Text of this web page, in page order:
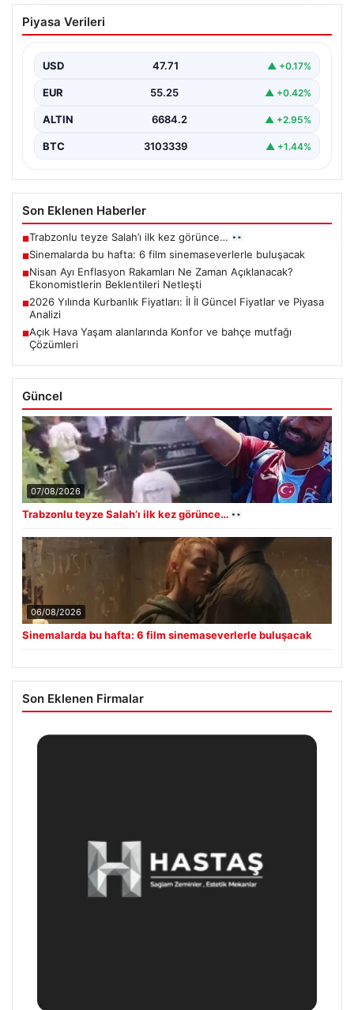
Sinemalarda bu hafta: 6 film
sinemaseverlerle buluşacak
Piyasa Verileri
USD 47.71 ▲ +0.17%
EUR 55.25 ▲ +0.42%
ALTIN 6684.2 ▲ +2.95%
BTC 3103339 ▲ +1.44%
Son Eklenen Haberler
■Trabzonlu teyze Salah’ı ilk kez görünce…
■Sinemalarda bu hafta: 6 film sinemaseverlerle buluşacak
■Nisan Ayı Enflasyon Rakamları Ne Zaman Açıklanacak?
Ekonomistlerin Beklentileri Netleşti
■2026 Yılında Kurbanlık Fiyatları: İl İl Güncel Fiyatlar ve Piyasa
Analizi
■Açık Hava Yaşam alanlarında Konfor ve bahçe mutfağı
Çözümleri
Güncel
07/08/2026
Trabzonlu teyze Salah’ı ilk kez görünce…
06/08/2026
Sinemalarda bu hafta: 6 film sinemaseverlerle buluşacak
Son Eklenen Firmalar